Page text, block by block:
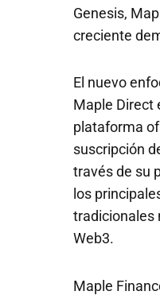
Genesis,
creciente
El nuevo
Maple Direct
plataforma
suscripción
través de su
los
tradicionales
Web3.
Maple